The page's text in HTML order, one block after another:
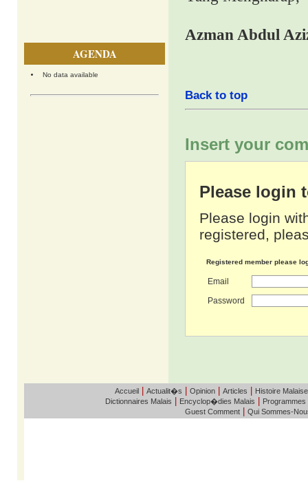
AGENDA
No data available
Azman Abdul
Back to top
Insert your
Please login
Please login
registered,
Registered member please
Email
Password
Accueil| Actualit�s Opinion| Articles Histoire Malaise
Dictionnaires Malais Encyclop�dies Malais Programmes
Guest Comment Qui Sommes-